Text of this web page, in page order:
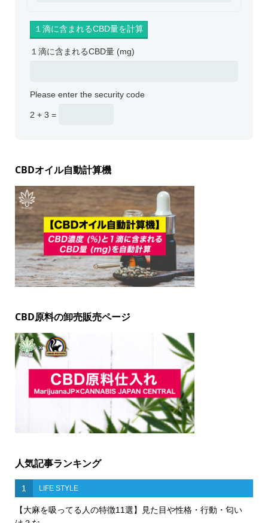
１滴に含まれるCBD量 (mg)
Please enter the security code
2 + 3 =
CBDオイル自動計算機
CBD原料の卸売販売ページ
人気記事ランキング
1 LIFE STYLE
【大麻を吸ってる人の特徴11選】見た目や性格・行動・匂い